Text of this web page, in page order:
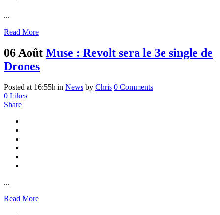
...
Read More
06 Août Muse : Revolt sera le 3e single de
Drones
Posted at 16:55h in News by Chris 0 Comments
0 Likes
Share
...
Read More